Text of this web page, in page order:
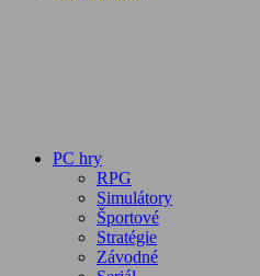
PC hry
RPG
Simulátory
Športové
Stratégie
Závodné